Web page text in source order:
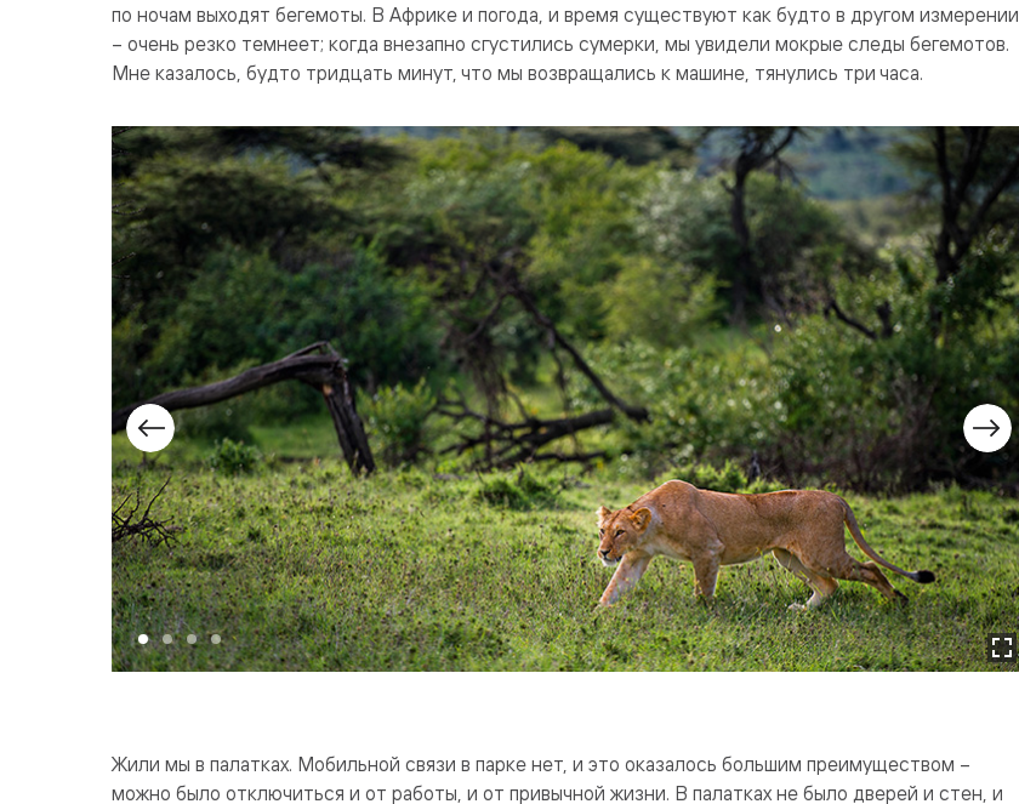
по ночам выходят бегемоты. В Африке и погода, и время существуют как будто в другом измерении
– очень резко темнеет; когда внезапно сгустились сумерки, мы увидели мокрые следы бегемотов.
Мне казалось, будто тридцать минут, что мы возвращались к машине, тянулись три часа.
Жили мы в палатках. Мобильной связи в парке нет, и это оказалось большим преимуществом –
можно было отключиться и от работы, и от привычной жизни. В палатках не было дверей и стен, и